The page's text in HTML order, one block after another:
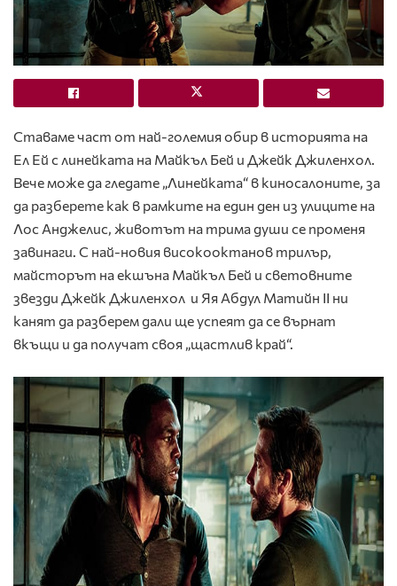
Ставаме част от най-големия обир в историята на
Ел Ей с линейката на Майкъл Бей и Джейк Джиленхол.
Вече може да гледате „Линейката“ в киносалоните, за
да разберете как в рамките на един ден из улиците на
Лос Анджелис, животът на трима души се променя
завинаги. С най-новия високооктанов трилър,
майсторът на екшъна Майкъл Бей и световните
звезди Джейк Джиленхол и Яя Абдул Матийн II ни
канят да разберем дали ще успеят да се върнат
вкъщи и да получат своя „щастлив край“.